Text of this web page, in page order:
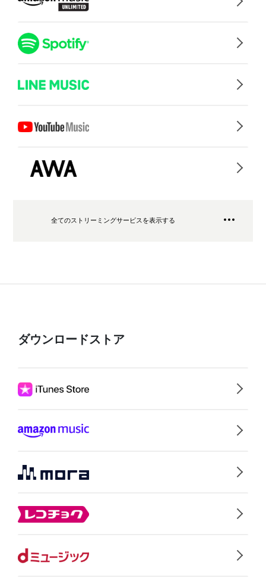
全てのストリーミングサービスを表示する
ダウンロードストア